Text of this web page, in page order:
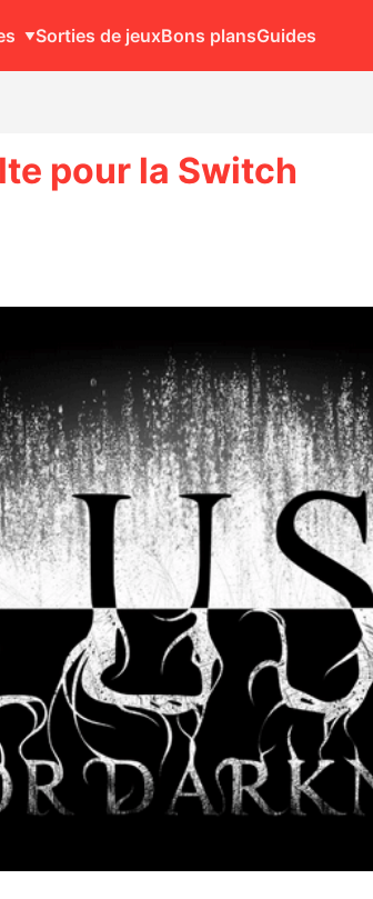
Sorties de jeuxBons plansGuides
pour la Switch